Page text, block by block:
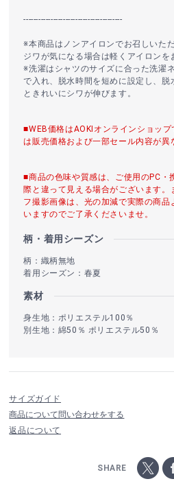
----------------------------------------
※本商品はノンアイロンでお召しいた
ジワが気になる場合は軽くアイロンを
※洗濯はシャツのサイズに合った洗濯
で入れ、脱水時間を短めに設定し、脱
ときれいにシワが伸びます。
■WEB価格はAOKIオンラインショッ
は販売価格および一部セール内容が異
■商品の色味や質感は、ご使用のPC・
際と違って見える場合がございます。
フ撮影画像は、光の加減で実際の商
いますのでご了承くださいませ。
柄・着用シーズン
柄：織柄無地
着用シーズン：春夏
素材
身生地：ポリエステル100％
別生地：綿50％ ポリエステル50％
サイズガイド
商品について問い合わせをする
返品について
SHARE